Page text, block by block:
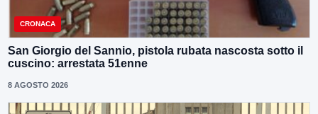
CRONACA
San Giorgio del Sannio, pistola rubata nascosta sotto il
cuscino: arrestata 51enne
8 AGOSTO 2026